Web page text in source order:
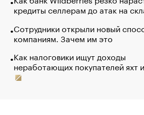
кредиты селлерам до атак на
Сотрудники открыли новый
компаниям. Зачем им это
Как налоговики ищут доходы
неработающих покупателей яхт